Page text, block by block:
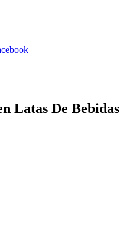
Latas De Bebidas